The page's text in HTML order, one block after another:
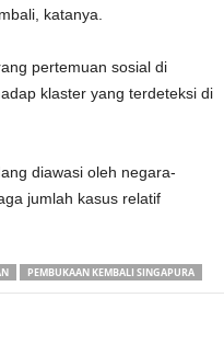
katanya.
pertemuan sosial di
klaster yang terdeteksi di
diawasi oleh negara-
jumlah kasus relatif
PEMBUKAAN KEMBALI SINGAPURA